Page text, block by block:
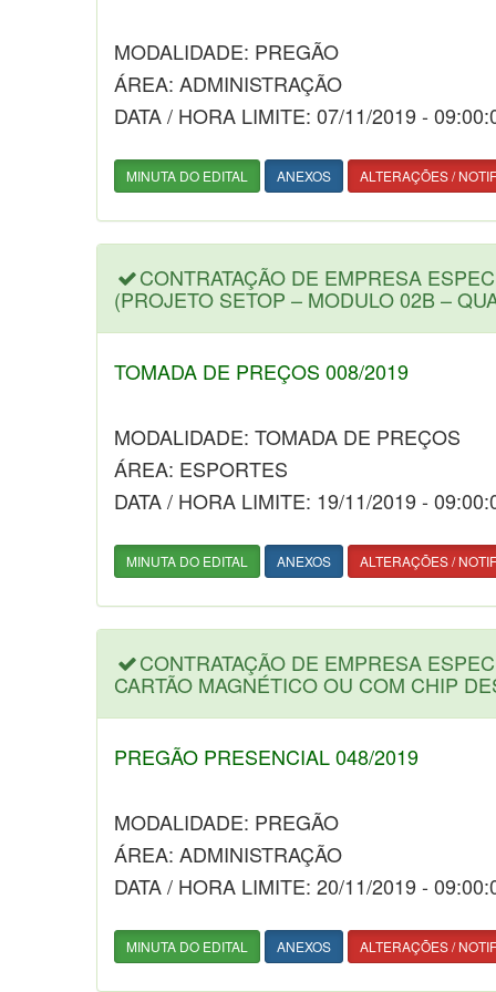
MODALIDADE: PREGÃO
ÁREA: ADMINISTRAÇÃO
DATA / HORA LIMITE: 07/11/2019 -
MINUTA DO EDITAL ANEXOS ALTERAÇÕES /
CONTRATAÇÃO DE EMPRESA
(PROJETO SETOP – MODULO 02B –
TOMADA DE PREÇOS 008/2019
MODALIDADE: TOMADA DE PREÇOS
ÁREA: ESPORTES
DATA / HORA LIMITE: 19/11/2019 -
MINUTA DO EDITAL ANEXOS ALTERAÇÕES /
CONTRATAÇÃO DE EMPRESA
CARTÃO MAGNÉTICO OU COM CHIP
PREGÃO PRESENCIAL 048/2019
MODALIDADE: PREGÃO
ÁREA: ADMINISTRAÇÃO
DATA / HORA LIMITE: 20/11/2019 -
MINUTA DO EDITAL ANEXOS ALTERAÇÕES /